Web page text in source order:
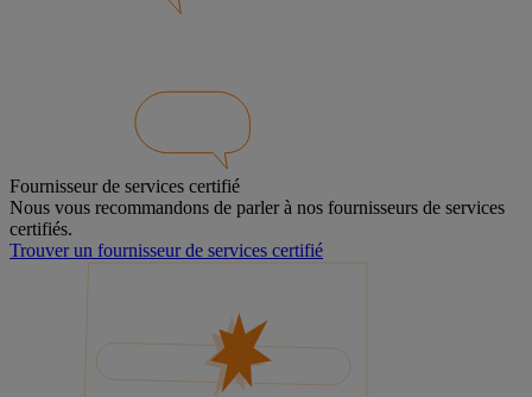
Fournisseur de services certifié
Nous vous recommandons de parler à nos fournisseurs de services
certifiés.
Trouver un fournisseur de services certifié